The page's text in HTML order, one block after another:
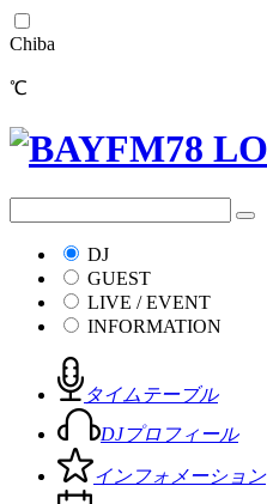
Chiba
℃
DJ
GUEST
LIVE / EVENT
INFORMATION
タイムテーブル
DJプロフィール
インフォメーション